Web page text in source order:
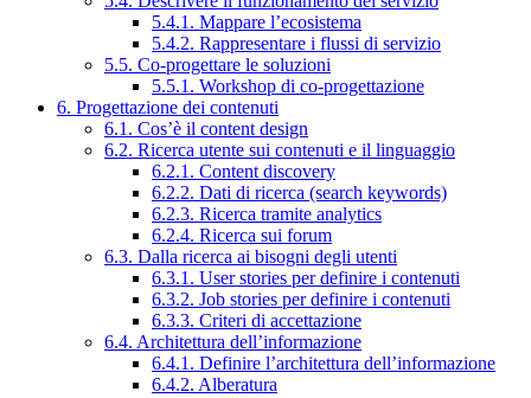
5.4.1. Mappare l’ecosistema
5.4.2. Rappresentare i flussi di servizio
5.5. Co-progettare le soluzioni
5.5.1. Workshop di co-progettazione
6. Progettazione dei contenuti
6.1. Cos’è il content design
6.2. Ricerca utente sui contenuti e il linguaggio
6.2.1. Content discovery
6.2.2. Dati di ricerca (search keywords)
6.2.3. Ricerca tramite analytics
6.2.4. Ricerca sui forum
6.3. Dalla ricerca ai bisogni degli utenti
6.3.1. User stories per definire i contenuti
6.3.2. Job stories per definire i contenuti
6.3.3. Criteri di accettazione
6.4. Architettura dell’informazione
6.4.1. Definire l’architettura dell’informazione
6.4.2. Alberatura